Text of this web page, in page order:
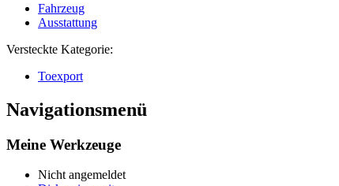
Fahrzeug
Ausstattung
Versteckte Kategorie:
Toexport
Navigationsmenü
Meine Werkzeuge
Nicht angemeldet